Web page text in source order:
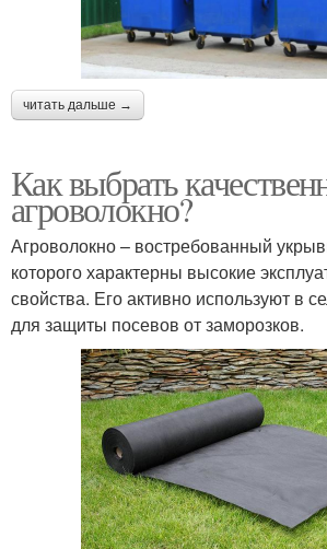
читать дальше →
Как выбрать
агроволокно?
Агроволокно – востребованный
которого характерны высокие
свойства. Его активно используют в
для защиты посевов от заморозков.